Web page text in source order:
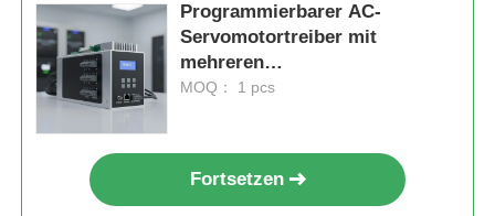
Programmierbarer AC-
Servomotortreiber mit
mehreren
Kommunikationsschnittstellen
MOQ： 1 pcs
Fortsetzen